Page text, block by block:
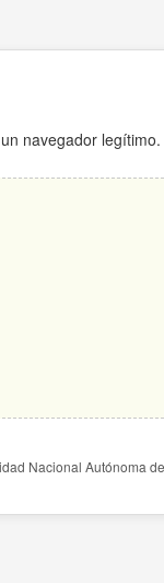
navegador legítimo.
Nacional Autónoma